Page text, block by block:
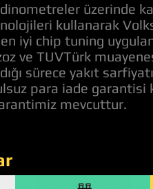
üzerinde
kullanarak
iyi chip tuning
ve TUVTürk
sürece yakıt
para iade garantisi
mevcuttur.